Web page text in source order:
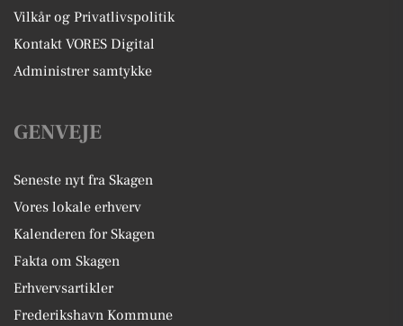
Vilkår og Privatlivspolitik
Kontakt VORES Digital
Administrer samtykke
GENVEJE
Seneste nyt fra Skagen
Vores lokale erhverv
Kalenderen for Skagen
Fakta om Skagen
Erhvervsartikler
Frederikshavn Kommune